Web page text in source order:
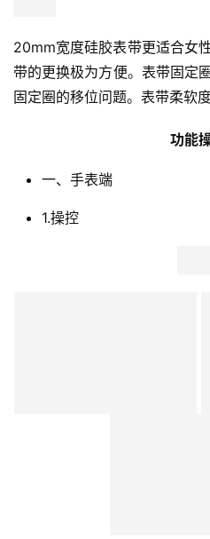
20mm宽度硅胶表带更适合女
带的更换极为方便。表带固定
固定圈的移位问题。表带柔软
功能
一、手表端
1.操控